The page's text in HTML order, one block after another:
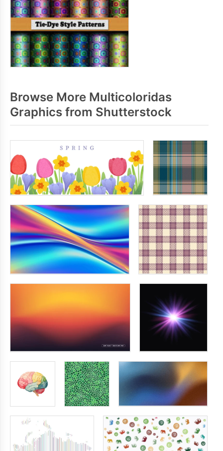
Browse More Multicoloridas
Graphics from Shutterstock